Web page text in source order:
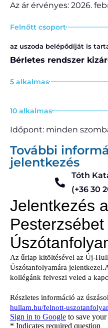
Az ár érvényes: 2026.
Felnőtt csoport
az uszoda belépődíját is
Bérletes rendszer
5 alkalmas
10 alkalmas
Időpont: minden
További
jelentkezés
Tóth
(+36 30